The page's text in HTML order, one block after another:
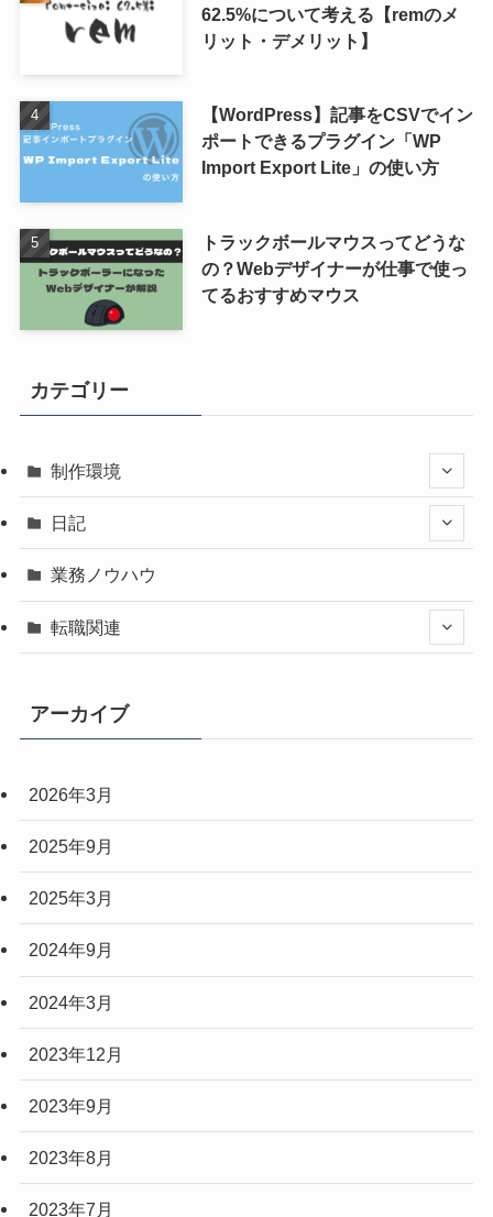
62.5%について考える【remのメ
リット・デメリット】
【WordPress】記事をCSVでイン
ポートできるプラグイン「WP
Import Export Lite」の使い方
トラックボールマウスってどうな
の？Webデザイナーが仕事で使っ
てるおすすめマウス
カテゴリー
制作環境
日記
業務ノウハウ
転職関連
アーカイブ
2026年3月
2025年9月
2025年3月
2024年9月
2024年3月
2023年12月
2023年9月
2023年8月
2023年7月